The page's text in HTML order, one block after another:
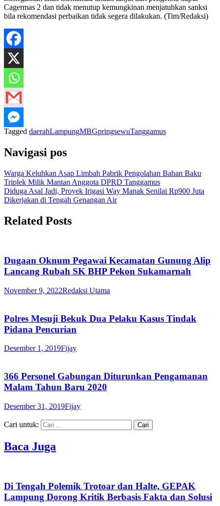
Cagermas 2 dan tidak menutup kemungkinan menjatuhkan sanksi
bila rekomendasi perbaikan tidak segera dilakukan. (Tim/Redaksi)
Tagged daerahLampungMBGpringsewuTanggamus
Navigasi pos
Warga Keluhkan Asap Limbah Pabrik Pengolahan Bahan Baku
Triplek Milik Mantan Anggota DPRD Tanggamus
Diduga Asal Jadi, Proyek Irigasi Way Manak Senilai Rp900 Juta
Dikerjakan di Tengah Genangan Air
Related Posts
Dugaan Oknum Pegawai Kecamatan Gunung Alip
Lancang Rubah SK BHP Pekon Sukamarnah
November 9, 2022Redaksi Utama
Polres Mesuji Bekuk Dua Pelaku Kasus Tindak
Pidana Pencurian
Desember 1, 2019Fijay
366 Personel Gabungan Diturunkan Pengamanan
Malam Tahun Baru 2020
Desember 31, 2019Fijay
Cari untuk:
Baca Juga
Di Tengah Polemik Trotoar dan Halte, GEPAK
Lampung Dorong Kritik Berbasis Fakta dan Solusi